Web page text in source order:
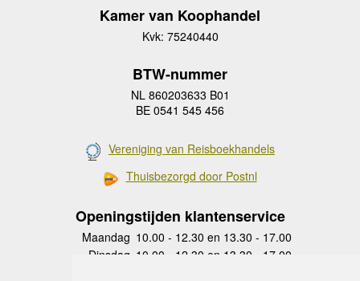
Kamer van Koophandel
Kvk: 75240440
BTW-nummer
NL 860203633 B01
BE 0541 545 456
Vereniging van Reisboekhandels
Thuisbezorgd door Postnl
Openingstijden klantenservice
Maandag 10.00 - 12.30 en 13.30 - 17.00
Dinsdag 10.00 - 12.30 en 13.30 - 17.00